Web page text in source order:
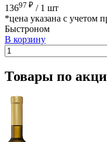
13697 ₽ / 1 шт
*цена указана с учетом
Быстроном
В корзину
Товары по